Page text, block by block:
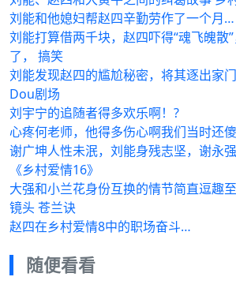
刘能和他媳妇帮赵四辛勤劳作了一个月…
刘能打算借两千块，赵四吓得“魂飞魄散
了， 搞笑
刘能发现赵四的尴尬秘密，将其逐出家
Dou剧场
刘宇宁的追随者得多欢乐啊！?
心疼何老师，他得多伤心啊我们当时还
谢广坤人性未泯，刘能身残志坚，谢永
《乡村爱情16》
大强和小兰花身份互换的情节简直逗趣
镜头 苍兰诀
赵四在乡村爱情8中的职场奋斗…
随便看看